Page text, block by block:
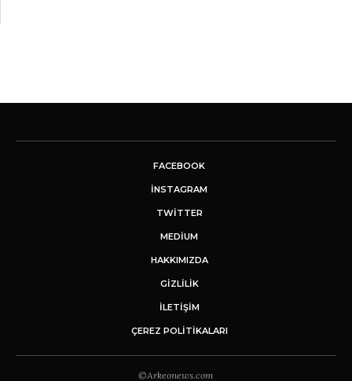
FACEBOOK
INSTAGRAM
TWITTER
MEDIUM
HAKKIMIZDA
GİZLİLİK
İLETIŞIM
ÇEREZ POLITIKALARI
©Arkeonews.com